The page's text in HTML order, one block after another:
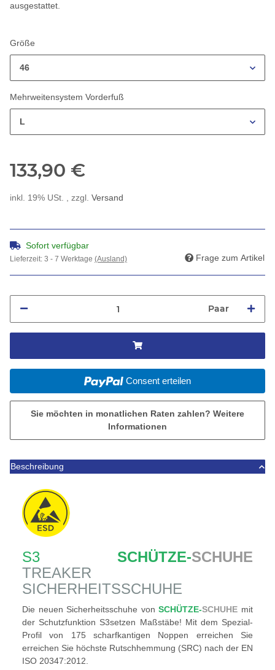
ausgestattet.
Größe
46
Mehrweitensystem Vorderfuß
L
133,90 €
inkl. 19% USt. , zzgl. Versand
Sofort verfügbar
Lieferzeit: 3 - 7 Werktage (Ausland) Frage zum Artikel
Paar
Consent erteilen
Sie möchten in monatlichen Raten zahlen? Weitere
Informationen
Beschreibung
S3 SCHÜTZE-SCHUHE
TREAKER
SICHERHEITSSCHUHE
Die neuen Sicherheitsschuhe vonSCHÜTZE-SCHUHE mit
der Schutzfunktion S3setzen Maßstäbe! Mit dem Spezial-
Profil von 175 scharfkantigen Noppen erreichen Sie
erreichen Sie höchste Rutschhemmung (SRC) nach der EN
ISO 20347:2012.